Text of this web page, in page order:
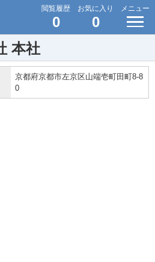
閲覧履歴
0
お気に入り
0
メニュー
本社
京都府京都市左京区山端壱町田町8-8
0